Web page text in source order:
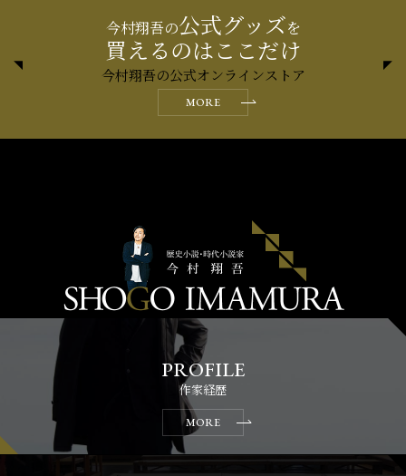
今村翔吾の公式グッズを
買えるのはここだけ
今村翔吾の公式オンラインストア
MORE
作家経歴
MORE